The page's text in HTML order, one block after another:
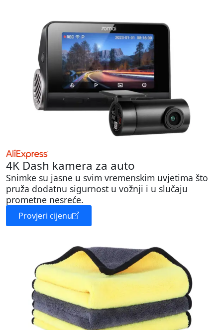
4K Dash kamera za auto
Snimke su jasne u svim vremenskim uvjetima što
pruža dodatnu sigurnost u vožnji i u slučaju
prometne nesreće.
Provjeri cijenu